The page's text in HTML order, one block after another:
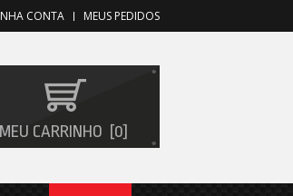
MEUS PEDIDOS
CONTA
MEU CARRINHO 0